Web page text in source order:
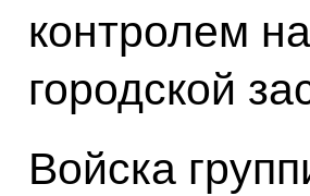
контролем
городской
Войска